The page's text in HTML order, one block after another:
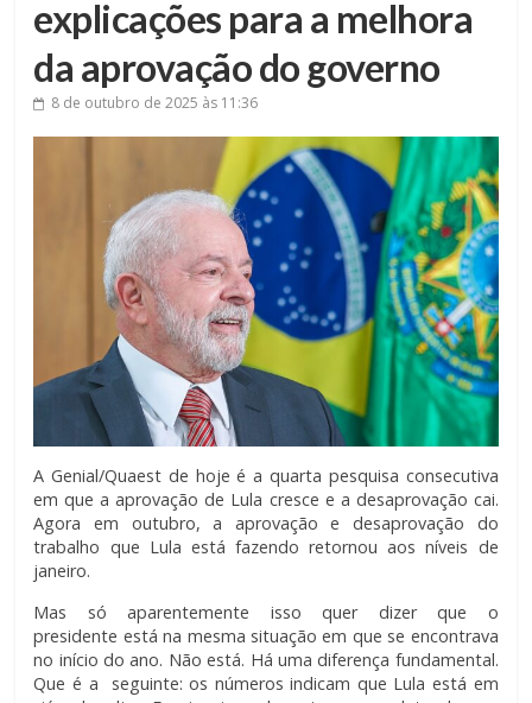
explicações para a melhora
da aprovação do governo
8 de outubro de 2025 às 11:36
A Genial/Quaest de hoje é a quarta pesquisa consecutiva
em que a aprovação de Lula cresce e a desaprovação cai.
Agora em outubro, a aprovação e desaprovação do
trabalho que Lula está fazendo retornou aos níveis de
janeiro.
Mas só aparentemente isso quer dizer que o
presidente está na mesma situação em que se encontrava
no início do ano. Não está. Há uma diferença fundamental.
Que é a seguinte: os números indicam que Lula está em